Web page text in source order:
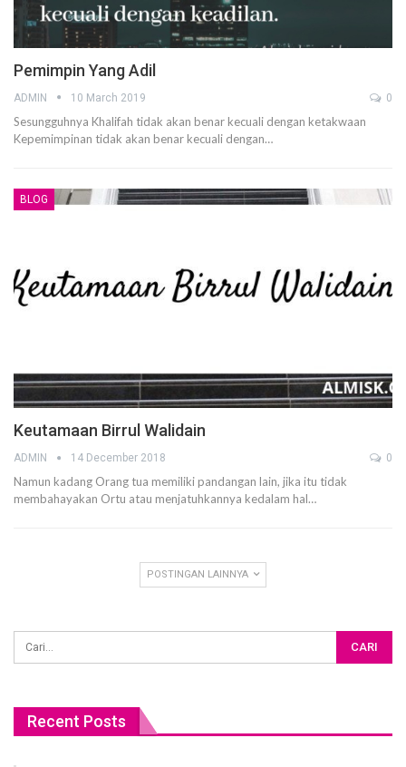
Pemimpin Yang Adil
ADMIN 10 March 2019 0
Sesungguhnya Khalifah tidak akan benar kecuali dengan ketakwaan
Kepemimpinan tidak akan benar kecuali dengan…
BLOG
Keutamaan Birrul Walidain
ADMIN 14 December 2018 0
Namun kadang Orang tua memiliki pandangan lain, jika itu tidak
membahayakan Ortu atau menjatuhkannya kedalam hal…
POSTINGAN LAINNYA
Recent Posts